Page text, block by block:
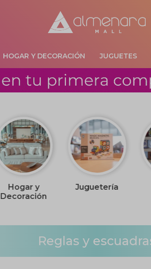
HOGAR Y DECORACIÓN JUGUETES
Hogar y
Decoración
Juguetería
Reglas y